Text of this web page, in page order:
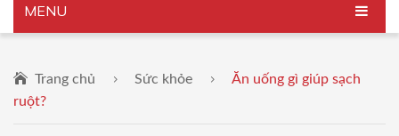
MENU
GIỚI THIỆU
Trang chủ Sức khỏe
Ăn uống gì giúp sạch
ruột?